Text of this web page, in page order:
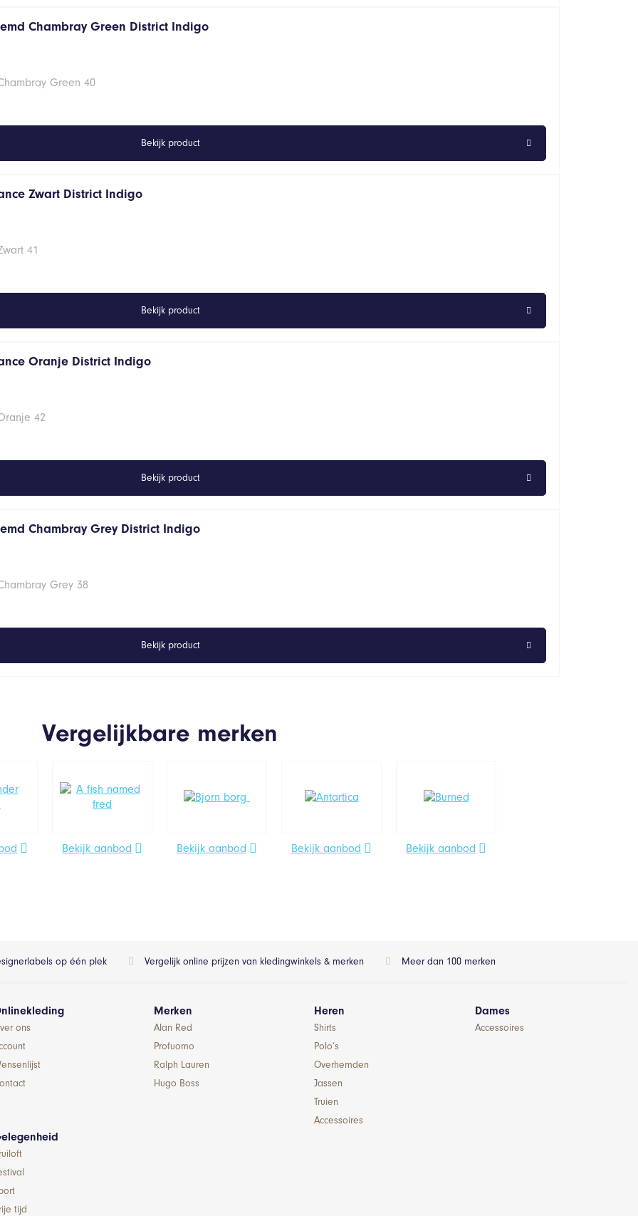
Chambray Green District Indigo
Green 40
Bekijk product
Zwart District Indigo
41
Bekijk product
Oranje District Indigo
42
Bekijk product
Chambray Grey District Indigo
Grey 38
Bekijk product
Vergelijkbare merken
Bekijk aanbod Bekijk aanbod Bekijk aanbod Bekijk aanbod
op één plek Vergelijk online prijzen van kledingwinkels & merken Meer dan 100 merken
ons
Merken
Alan Red
Profuomo
Ralph Lauren
Hugo Boss
Heren
Shirts
Polo’s
Overhemden
Jassen
Truien
Accessoires
Dames
Accessoires
tijd